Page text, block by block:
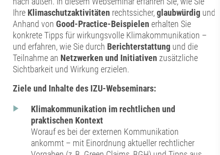
Ihre Klimaschutzaktivitäten rechtssicher,glaubwürdig und
Anhand vonGood-Practice-Beispielen erhalten Sie
konkrete Tipps für wirkungsvolle Klimakommunikation –
und erfahren, wie Sie durch Berichterstattung und die
Teilnahme an Netzwerken und Initiativen zusätzliche
Sichtbarkeit und Wirkung erzielen.
Ziele und Inhalte des IZU-Webseminars:
Klimakommunikation im rechtlichen und
praktischen Kontext
Worauf es bei der externen Kommunikation
ankommt – mit Einordnung aktueller rechtlicher